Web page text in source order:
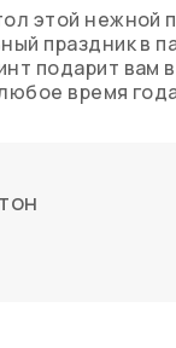
этой нежной
праздник в
подарит вам
время